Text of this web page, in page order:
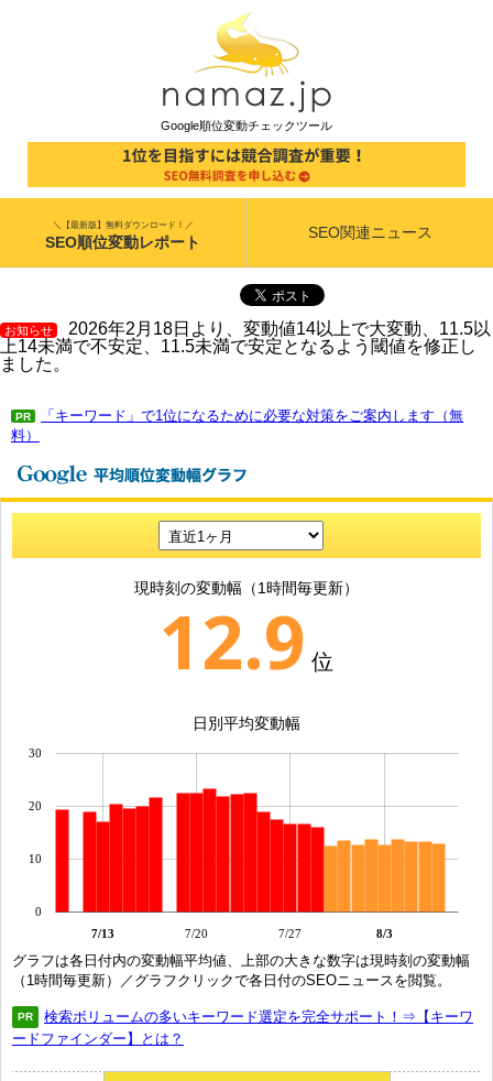
Google順位変動チェックツール
＼【最新版】無料ダウンロード！／
SEO順位変動レポート
SEO関連ニュース
お知らせ
2026年2月18日より、変動値14以上で大変動、11.5以
上14未満で不安定、11.5未満で安定となるよう閾値を修正し
ました。
PR
「キーワード」で1位になるために必要な対策をご案内します（無
料）
現時刻の変動幅（1時間毎更新）
12.9 位
日別平均変動幅
7/13 7/20 7/27 8/3
0
10
20
30
グラフは各日付内の変動幅平均値、上部の大きな数字は現時刻の変動幅
（1時間毎更新）／グラフクリックで各日付のSEOニュースを閲覧。
PR
検索ボリュームの多いキーワード選定を完全サポート！⇒【キーワ
ードファインダー】とは？